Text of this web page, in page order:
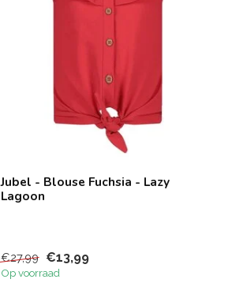
Jubel - Blouse Fuchsia - Lazy
Lagoon
€27,99 €13,99
Op voorraad